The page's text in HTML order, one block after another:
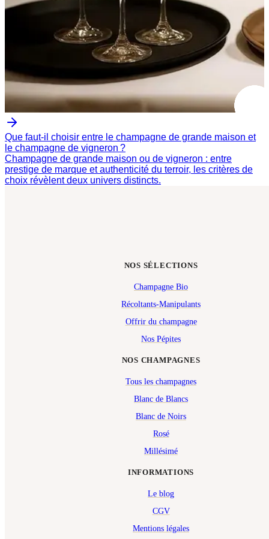
Que faut-il choisir entre le champagne de grande maison et
le champagne de vigneron ?
Champagne de grande maison ou de vigneron : entre
prestige de marque et authenticité du terroir, les critères de
choix révèlent deux univers distincts.
NOS CHAMPAGNES
Tous les champagnes
Blanc de Blancs
Blanc de Noirs
Rosé
Millésimé
NOS SÉLECTIONS
Champagne Bio
Récoltants-Manipulants
Offrir du champagne
Nos Pépites
INFORMATIONS
Le blog
CGV
Mentions légales